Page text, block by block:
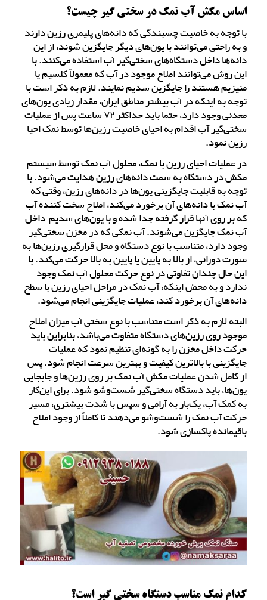
اساس مکش آب نمک در سختی گیر چیست؟
با توجه به خاصیت چسبندگی که دانه‌های پلیمری رزین دارند
و به راحتی می‌توانند با یون‌های دیگر جایگزین شوند، از این
دانه‌ها داخل دستگاه‌های سختی‌گیر آب استفاده می‌کنند. با
این روش می‌توانند املاح موجود در آب که معمولاً کلسیم یا
منیزیم هستند را جایگزین سدیم نمایند. لازم به ذکر است با
توجه به اینکه در آب بیشتر مناطق ایران، مقدار زیادی یون‌های
معدنی وجود دارد، حتما باید حداکثر ۷۲ ساعت پس از عملیات
سختی‌گیر آب اقدام به احیای خاصیت رزین‌ها توسط نمک احیا
رزین نمود.
در عملیات احیای رزین با نمک، محلول آب نمک توسط سیستم
مکش در دستگاه به سمت دانه‌های رزین هدایت می‌شود. با
توجه به قابلیت جایگزینی یون‌ها در دانه‌های رزین، وقتی که
آب نمک با دانه‌های آن برخورد می‌کند، املاح سخت کننده آب
که بر روی آنها قرار گرفته جدا شده و با یون‌های سدیم داخل
آب نمک جایگزین می‌شوند. آب نمکی که در مخزن سختی‌گیر
وجود دارد، متناسب با نوع دستگاه و محل قرارگیری رزین‌ها به
صورت دورانی، از بالا به پایین یا پایین به بالا حرکت می‌کند. با
این حال چندان تفاوتی در نوع حرکت محلول آب نمک وجود
ندارد و به محض اینکه، آب نمک در مراحل احیای رزین با سطح
دانه‌های آن برخورد کند، عملیات جایگزینی انجام می‌شود.
البته لازم به ذکر است متناسب با نوع سختی آب میزان املاح
موجود روی رزین‌های دستگاه متفاوت می‌باشد، بنابراین باید
حرکت داخل مخزن را به گونه‌ای تنظیم نمود که عملیات
جایگزینی با بالاترین کیفیت و بهترین سرعت انجام شود. پس
از کامل شدن عملیات مکش آب نمک بر روی رزین‌ها و جابجایی
یون‌ها، باید دستگاه سختی‌گیر شست‌و‌شو شود. برای این‌کار
به کمک آب، یک‌بار به آرامی و سپس با شدت بیشتری، مسیر
حرکت آب نمک را شست‌و‌شو می‌دهند تا کاملاً از وجود املاح
باقیمانده پاکسازی شود.
کدام نمک مناسب دستگاه سختی گیر است؟